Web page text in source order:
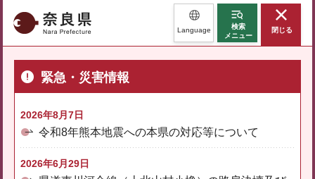
奈良県 Language
検索
メニュー
閉じる
緊急・災害情報
2026年8月7日
令和8年熊本地震への本県の対応等について
2026年6月29日